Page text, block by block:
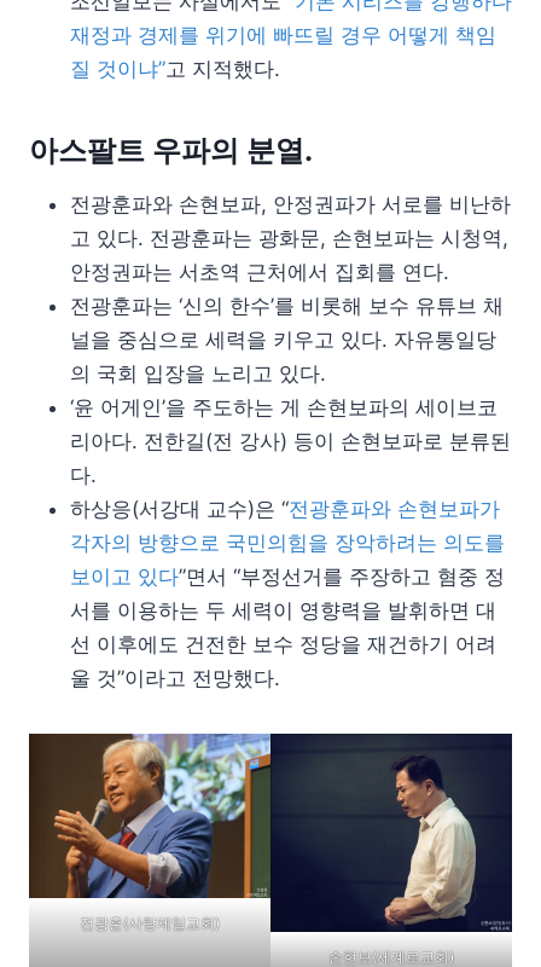
재정과 경제를 위기에 빠뜨릴 경우 어떻게 책임
질 것이냐”고 지적했다.
아스팔트 우파의 분열.
전광훈파와 손현보파, 안정권파가 서로를 비난하
고 있다. 전광훈파는 광화문, 손현보파는 시청역,
안정권파는 서초역 근처에서 집회를 연다.
전광훈파는 ‘신의 한수’를 비롯해 보수 유튜브 채
널을 중심으로 세력을 키우고 있다. 자유통일당
의 국회 입장을 노리고 있다.
‘윤 어게인’을 주도하는 게 손현보파의 세이브코
리아다. 전한길(전 강사) 등이 손현보파로 분류된
다.
하상응(서강대 교수)은 “전광훈파와 손현보파가
각자의 방향으로 국민의힘을 장악하려는 의도를
보이고 있다”면서 “부정선거를 주장하고 혐중 정
서를 이용하는 두 세력이 영향력을 발휘하면 대
선 이후에도 건전한 보수 정당을 재건하기 어려
울 것”이라고 전망했다.
전광훈(사랑제일교회)
손현보(세계로교회)